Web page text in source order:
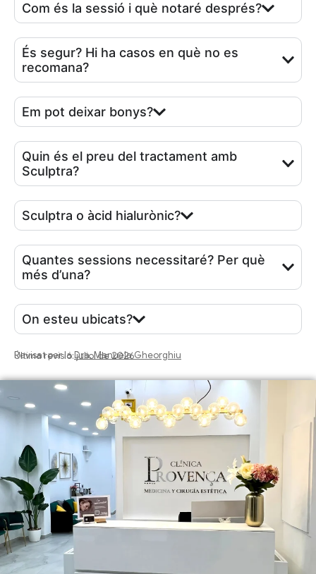
Com és la sessió i què notaré després?
És segur? Hi ha casos en què no es
recomana?
Em pot deixar bonys?
Quin és el preu del tractament amb
Sculptra?
Sculptra o àcid hialurònic?
Quantes sessions necessitaré? Per què
més d’una?
On esteu ubicats?
Revisat per laDra. Manuela Gheorghiu
Última revisió: juliol de 2026